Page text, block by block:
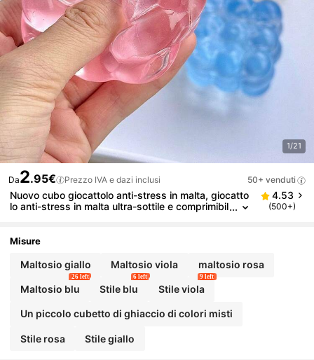
1/21
Da2.95€ Prezzo IVA e dazi inclusi 50+ venduti
Nuovo cubo giocattolo anti-stress in malta, giocatto
lo anti-stress in malta ultra-sottile e comprimibil
scenti/adulti per giocare e usare, scelta ideale com
nno, giocattolo anti-stress per sfogarsi, gioco, gioc
attolo da spremere - giocattolo anti-stress
4.53
(500+)
Misure
Maltosio giallo Maltosio viola maltosio rosa
Maltosio blu
26 left
Stile blu
6 left
Stile viola
9 left
Un piccolo cubetto di ghiaccio di colori misti
Stile rosa Stile giallo